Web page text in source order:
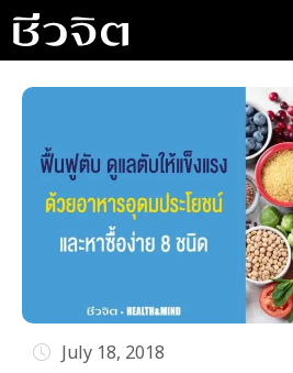
Skip
to
content
July 18, 2018